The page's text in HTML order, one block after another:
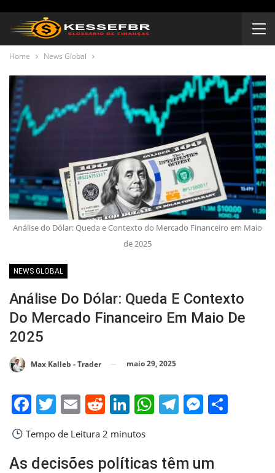
Home News Global
Análise do Dólar: Queda e Contexto do Mercado Financeiro em Maio
de 2025
NEWS GLOBAL
Análise Do Dólar: Queda E Contexto
Do Mercado Financeiro Em Maio De
2025
Max Kalleb - Trader maio 29, 2025
Facebook
Twitter
EmailReddit
LinkedIn
WhatsApp
Telegram
Tempo de Leitura 2 minutos
As decisões políticas têm um